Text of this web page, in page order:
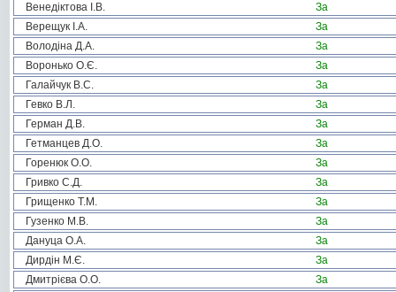
Венедіктова І.В.
За
Верещук І.А.
За
Володіна Д.А.
За
Воронько О.Є.
За
Галайчук В.С.
За
Гевко В.Л.
За
Герман Д.В.
За
Гетманцев Д.О.
За
Горенюк О.О.
За
Гривко С.Д.
За
Грищенко Т.М.
За
Гузенко М.В.
За
Дануца О.А.
За
Дирдін М.Є.
За
Дмитрієва О.О.
За